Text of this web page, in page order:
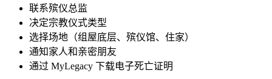
联系殡仪总监
决定宗教仪式类型
选择场地（组屋底层、殡仪馆、住家）
通知家人和亲密朋友
通过 MyLegacy 下载电子死亡证明